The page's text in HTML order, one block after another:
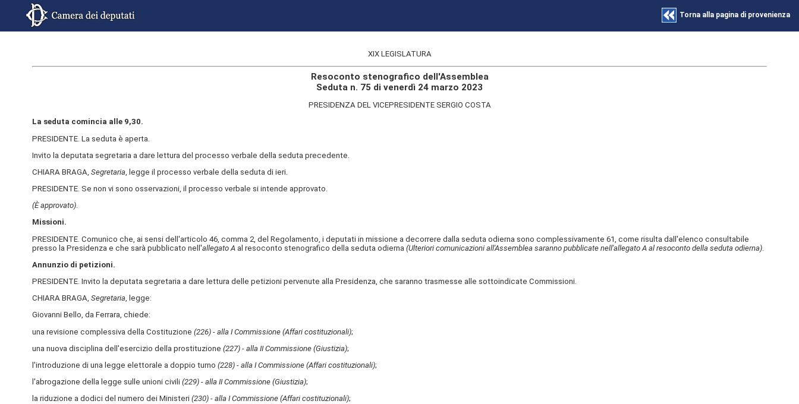
XIX LEGISLATURA
Resoconto stenografico dell'Assemblea
Seduta n. 75 di venerdì 24 marzo 2023
PRESIDENZA DEL VICEPRESIDENTE SERGIO COSTA
La seduta comincia alle 9,30.
PRESIDENTE. La seduta è aperta.
Invito la deputata segretaria a dare lettura del processo verbale della seduta precedente.
CHIARA BRAGA, Segretaria , legge il processo verbale della seduta di ieri.
PRESIDENTE. Se non vi sono osservazioni, il processo verbale si intende approvato.
(È approvato).
Missioni.
PRESIDENTE. Comunico che, ai sensi dell'articolo 46, comma 2, del Regolamento, i deputati in missione a decorrere dalla seduta odierna sono complessivamente 61, come risulta dall'elenco consultabile
presso la Presidenza e che sarà pubblicato nell'allegato Aal resoconto stenografico della seduta odierna (Ulteriori comunicazioni all'Assemblea saranno pubblicate nell'allegato A al resoconto della seduta odierna).
Annunzio di petizioni.
PRESIDENTE. Invito la deputata segretaria a dare lettura delle petizioni pervenute alla Presidenza, che saranno trasmesse alle sottoindicate Commissioni.
CHIARA BRAGA, Segretaria, legge:
Giovanni Bello, da Ferrara, chiede:
una revisione complessiva della Costituzione (226) - alla I Commissione (Affari costituzionali);
una nuova disciplina dell'esercizio della prostituzione (227) - alla II Commissione (Giustizia);
l'introduzione di una legge elettorale a doppio turno (228) - alla I Commissione (Affari costituzionali);
l'abrogazione della legge sulle unioni civili (229) - alla II Commissione (Giustizia);
la riduzione a dodici del numero dei Ministeri (230) - alla I Commissione (Affari costituzionali);
Torna alla pagina di provenienza